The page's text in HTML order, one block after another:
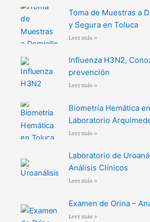
Toma de Muestras a
y Segura en Toluca
Leer más »
Influenza H3N2,
prevención
Leer más »
Biometría Hemática
Laboratorio
Leer más »
Laboratorio de
Análisis Clínicos
Leer más »
Examen de Orina –
Leer más »